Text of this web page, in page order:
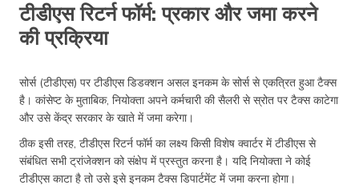
टीडीएस रिटर्न फॉर्म: प्रकार और जमा करने
की प्रक्रिया
सोर्स (टीडीएस) पर टीडीएस डिडक्शन असल इनकम के सोर्स से एकत्रित हुआ टैक्स
है। कांसेप्ट के मुताबिक, नियोक्ता अपने कर्मचारी की सैलरी से स्रोत पर टैक्स काटेगा
और उसे केंद्र सरकार के खाते में जमा करेगा।
ठीक इसी तरह, टीडीएस रिटर्न फॉर्म का लक्ष्य किसी विशेष क्वार्टर में टीडीएस से
संबंधित सभी ट्रांजेक्शन को संक्षेप में प्रस्तुत करना है। यदि नियोक्ता ने कोई
टीडीएस काटा है तो उसे इसे इनकम टैक्स डिपार्टमेंट में जमा करना होगा।